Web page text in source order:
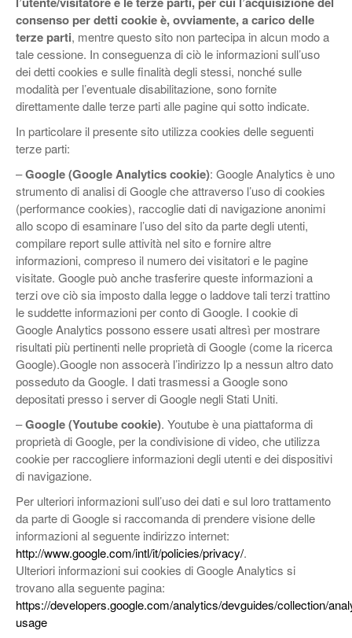
consenso per detti cookie è, ovviamente, a carico delle
terze parti, mentre questo sito non partecipa in alcun modo a
tale cessione. In conseguenza di ciò le informazioni sull’uso
dei detti cookies e sulle finalità degli stessi, nonché sulle
modalità per l’eventuale disabilitazione, sono fornite
direttamente dalle terze parti alle pagine qui sotto indicate.
In particolare il presente sito utilizza cookies delle seguenti
terze parti:
–Google (Google Analytics cookie): Google Analytics è uno
strumento di analisi di Google che attraverso l’uso di cookies
(performance cookies), raccoglie dati di navigazione anonimi
allo scopo di esaminare l’uso del sito da parte degli utenti,
compilare report sulle attività nel sito e fornire altre
informazioni, compreso il numero dei visitatori e le pagine
visitate. Google può anche trasferire queste informazioni a
terzi ove ciò sia imposto dalla legge o laddove tali terzi trattino
le suddette informazioni per conto di Google. I cookie di
Google Analytics possono essere usati altresì per mostrare
risultati più pertinenti nelle proprietà di Google (come la ricerca
Google).Google non assocerà l’indirizzo Ip a nessun altro dato
posseduto da Google. I dati trasmessi a Google sono
depositati presso i server di Google negli Stati Uniti.
–Google (Youtube cookie). Youtube è una piattaforma di
proprietà di Google, per la condivisione di video, che utilizza
cookie per raccogliere informazioni degli utenti e dei dispositivi
di navigazione.
Per ulteriori informazioni sull’uso dei dati e sul loro trattamento
da parte di Google si raccomanda di prendere visione delle
informazioni al seguente indirizzo internet:
http://www.google.com/intl/it/policies/privacy/.
Ulteriori informazioni sui cookies di Google Analytics si
trovano alla seguente pagina:
https://developers.google.com/analytics/devguides/collection/
usage